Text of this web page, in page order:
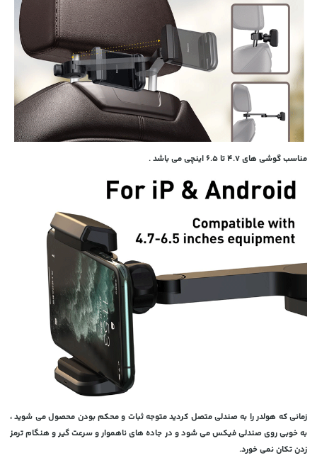
مناسب گوشی های 4.7 تا 6.5 اینچی می باشد .
زمانی که هولدر را به صندلی متصل کردید متوجه ثبات و محکم بودن محصول می شوید ،
به خوبی روی صندلی فیکس می شود و در جاده های ناهموار و سرعت گیر و هنگام ترمز
زدن تکان نمی خورد.